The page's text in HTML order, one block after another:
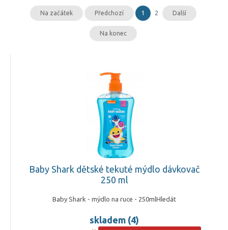
Na začátek Předchozí 1 2 Další
Na konec
Baby Shark dětské tekuté mýdlo dávkovač
250 ml
Baby Shark - mýdlo na ruce - 250mlHledát
skladem (4)